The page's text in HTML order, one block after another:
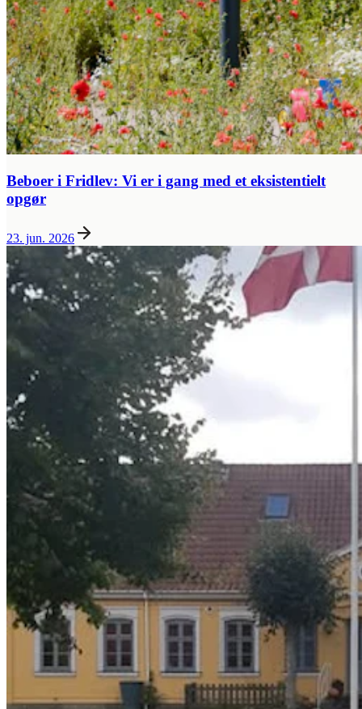
Beboer i Fridlev: Vi er i gang med et eksistentielt
opgør
23. jun. 2026